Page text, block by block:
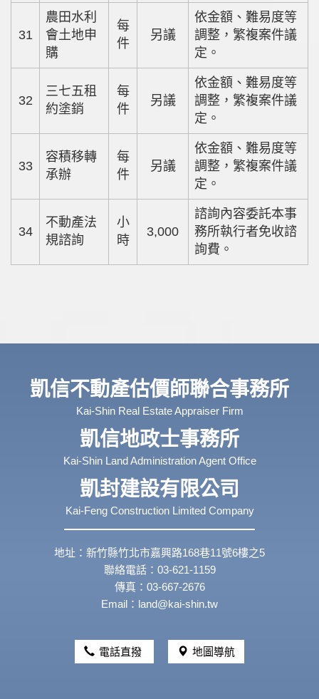
31
農田水利
會土地申
購
每
件
另議
依金額、難易度等
調整，繁複案件議
定。
32
三七五租
約塗銷
每
件
另議
依金額、難易度等
調整，繁複案件議
定。
33
容積移轉
承辦
每
件
另議
依金額、難易度等
調整，繁複案件議
定。
34
不動產法
規諮詢
小
時
3,000
諮詢內容委託本事
務所執行者免收諮
詢費。
凱信不動產估價師聯合事務所
Kai-Shin Real Estate Appraiser Firm
凱信地政士事務所
Kai-Shin Land Administration Agent Office
凱封建設有限公司
Kai-Feng Construction Limited Company
地址：新竹縣竹北市嘉興路168巷11號6樓之5
聯絡電話：03-621-1159
傳真：03-667-2676
Email：land@kai-shin.tw
電話直撥 地圖導航